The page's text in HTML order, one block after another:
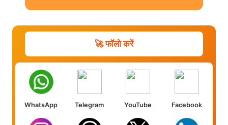
🚀 फॉलो करें
WhatsApp Telegram YouTube Facebook